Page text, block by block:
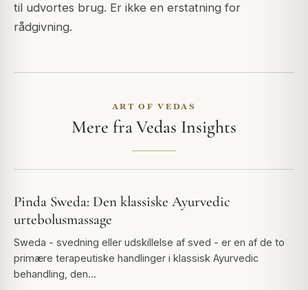
til udvortes brug. Er ikke en erstatning for
rådgivning.
ART OF VEDAS
Mere fra Vedas Insights
Pinda Sweda: Den klassiske Ayurvedic
urtebolusmassage
Sweda - svedning eller udskillelse af sved - er en af de to
primære terapeutiske handlinger i klassisk Ayurvedic
behandling, den…